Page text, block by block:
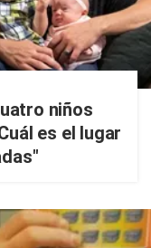
niños
es el lugar